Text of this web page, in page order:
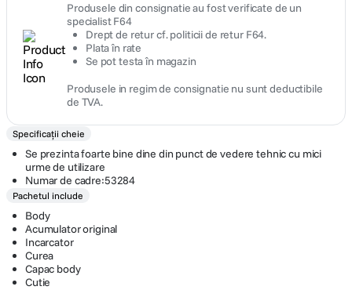
Produsele din consignatie au fost verificate de un
specialist F64
Drept de retur cf. politicii de retur F64.
Plata în rate
Se pot testa în magazin
Produsele in regim de consignatie nu sunt deductibile
de TVA.
Specificații cheie
Se prezinta foarte bine dine din punct de vedere tehnic cu mici
urme de utilizare
Numar de cadre:53284
Pachetul include
Body
Acumulator original
Incarcator
Curea
Capac body
Cutie